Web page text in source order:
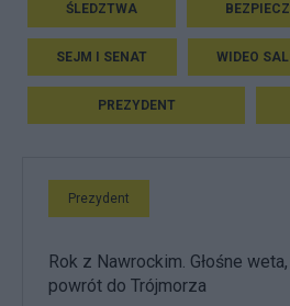
ŚLEDZTWA
SEJM I SENAT WIDEO
PREZYDENT
Prezydent
Rok z Nawrockim. Głośne
powrót do Trójmorza